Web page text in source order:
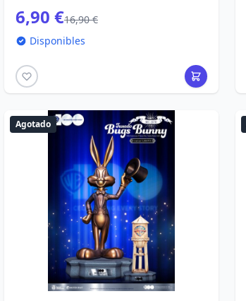
6,90 €16,90 €
Disponibles
Agotado